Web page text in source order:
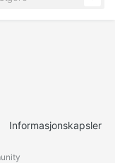
Informasjonskapsler